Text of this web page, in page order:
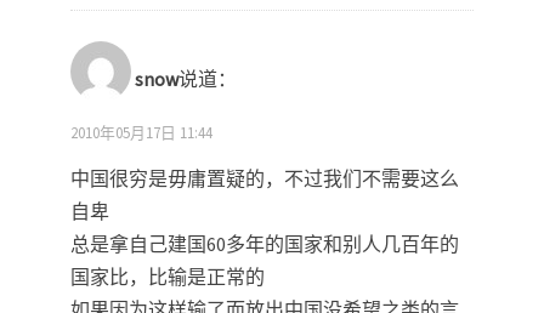
snow说道：
2010年05月17日 11:44
中国很穷是毋庸置疑的，不过我们不需要这么
自卑
总是拿自己建国60多年的国家和别人几百年的
国家比，比输是正常的